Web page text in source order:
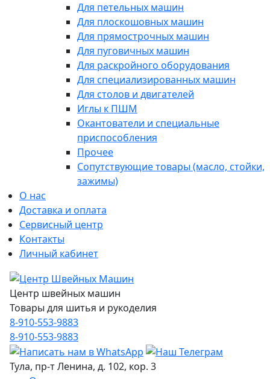
Для петельных машин
Для плоскошовных машин
Для прямострочных машин
Для пуговичных машин
Для раскройного оборудования
Для специализированных машин
Для столов и двигателей
Иглы к ПШМ
Окантователи и специальные
приспособления
Прочее
Сопутствующие товары (масло, стойки,
зажимы)
О нас
Доставка и оплата
Сервисный центр
Контакты
Личный кабинет
Центр швейных машин
Товары для шитья и рукоделия
8-910-553-9883
8-910-553-9883
Тула, пр-т Ленина, д. 102, кор. 3